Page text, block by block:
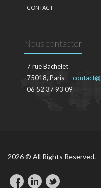
CONTACT
Nous contacter
7 rue Bachelet
75018, Paris
06 52 37 93 09
2026 © All Rights Reserved.